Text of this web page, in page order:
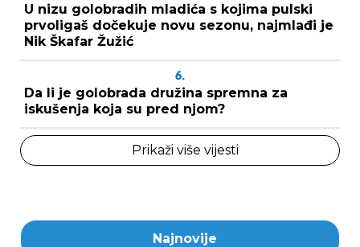
U nizu golobradih mladića s kojima pulski
prvoligaš dočekuje novu sezonu, najmlađi je
Nik Škafar Žužić
6.
Da li je golobrada družina spremna za
iskušenja koja su pred njom?
Prikaži više vijesti
Najnovije